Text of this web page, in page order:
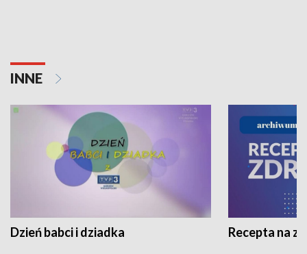
INNE
Dzień babci i dziadka Recepta na